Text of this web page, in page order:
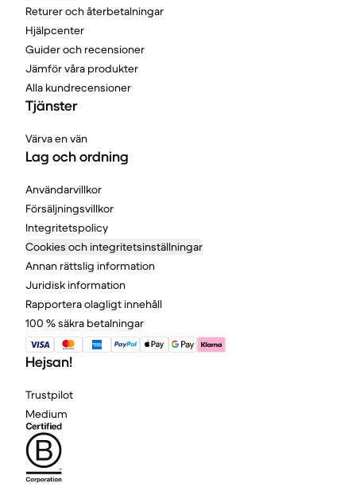
Returer och återbetalningar
Hjälpcenter
Guider och recensioner
Jämför våra produkter
Alla kundrecensioner
Tjänster
Värva en vän
Lag och ordning
Användarvillkor
Försäljningsvillkor
Integritetspolicy
Cookies och integritetsinställningar
Annan rättslig information
Juridisk information
Rapportera olagligt innehåll
100 % säkra betalningar
Hejsan!
Trustpilot
Medium